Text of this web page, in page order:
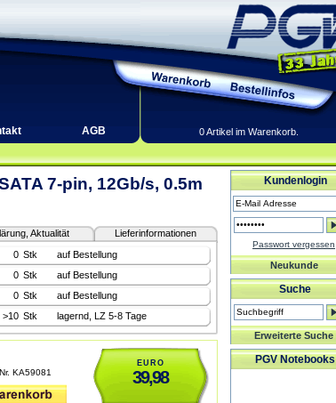
AGB 0 Artikel im Warenkorb.
7-pin, 12Gb/s, 0.5m
Aktualität
Lieferinformationen
0 Stk
auf Bestellung
0 Stk
auf Bestellung
0 Stk
auf Bestellung
>10 Stk lagernd, LZ 5-8 Tage
EURO
39,98
KA59081
Kundenlogin
Passwort vergessen
Neukunde
Suche
Erweiterte Suche
PGV Notebooks